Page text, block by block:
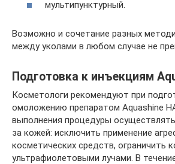
мультипунктурный.
Возможно и сочетание разных
между уколами в любом случае не
Подготовка к инъекциям
Косметологи рекомендуют при
омоложению препаратом Aquashine
выполнения процедуры
за кожей: исключить применение
косметических средств, ограничить
ультрафиолетовыми лучами. В